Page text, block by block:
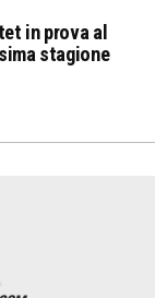
in prova al
stagione